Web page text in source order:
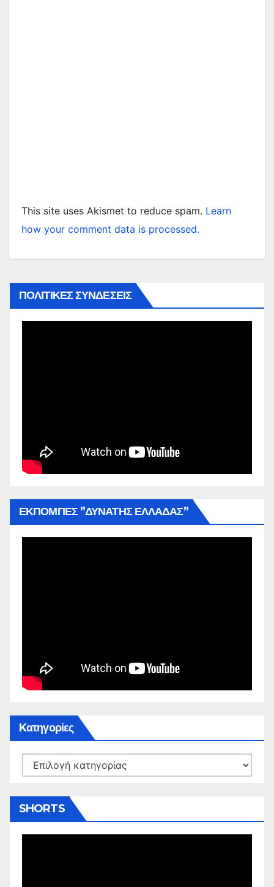
This site uses Akismet to reduce spam. Learn
how your comment data is processed.
ΠΟΛΙΤΙΚΕΣ ΣΥΝΔΕΣΕΙΣ
ΕΚΠΟΜΠΕΣ ”ΔΥΝΑΤΗΣ ΕΛΛΑΔΑΣ”
Kατηγορίες
Kατηγορίες
SHORTS